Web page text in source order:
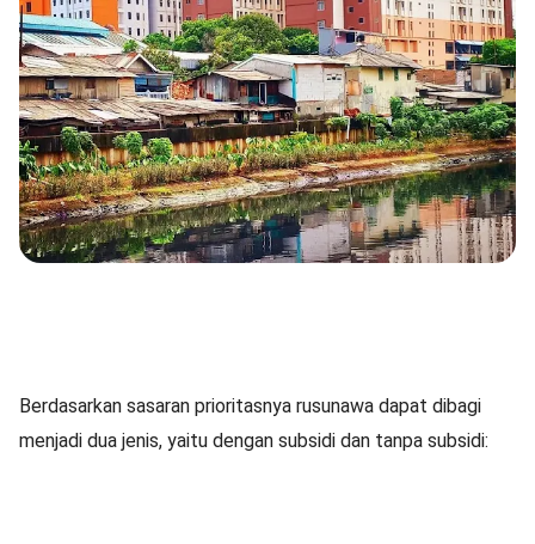
Berdasarkan sasaran prioritasnya rusunawa dapat dibagi
menjadi dua jenis, yaitu dengan subsidi dan tanpa subsidi: